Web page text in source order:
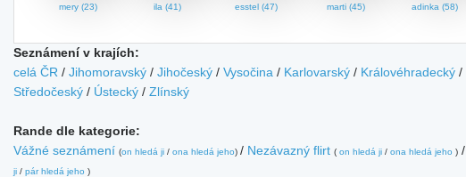
mery (23) ila (41) esstel (47) marti (45) adinka (58)
Seznámení v krajích:
celá ČR / Jihomoravský / Jihočeský / Vysočina / Karlovarský / Královéhradecký /
Středočeský / Ústecký / Zlínský
Rande dle kategorie:
Vážné seznámení (on hledá ji / ona hledá jeho) / Nezávazný flirt ( on hledá ji / ona hledá jeho ) /
ji / pár hledá jeho )